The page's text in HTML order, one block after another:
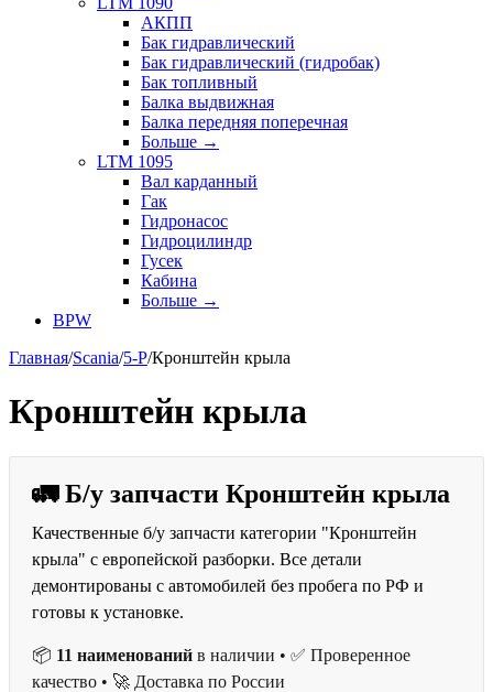
АКПП
Бак гидравлический
Бак гидравлический (гидробак)
Бак топливный
Балка выдвижная
Балка передняя поперечная
Больше →
LTM 1095
Вал карданный
Гак
Гидронасос
Гидроцилиндр
Гусек
Кабина
Больше →
BPW
Главная/Scania/5-P/Кронштейн крыла
Кронштейн крыла
🚛 Б/у запчасти Кронштейн крыла
Качественные б/у запчасти категории "Кронштейн
крыла" с европейской разборки. Все детали
демонтированы с автомобилей без пробега по РФ и
готовы к установке.
📦 11 наименований в наличии • ✅ Проверенное
качество • 🚀 Доставка по России